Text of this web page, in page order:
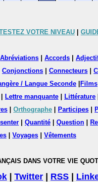
VOTRE NIVEAU
Abréviations Accords
Conjonctions Connecteurs
/ Langue Seconde Films
Lettre manquante Littérature
Orthographe Participes
Quantité Question
Voyages Vêtements
DANS VOTRE VIE
Twitter RSS